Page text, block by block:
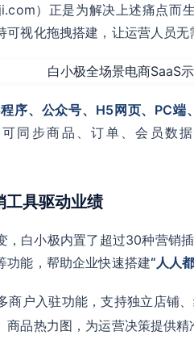
）正是为解决上述痛点而
视化拖拽搭建，让运营人员无
序、公众号、H5网页、PC端
同步商品、订单、会员数
具驱动业绩
，白小极内置了超过30种营销
功能，帮助企业快速搭建“人人
商户入驻功能，支持独立店铺
品热力图，为运营决策提供精